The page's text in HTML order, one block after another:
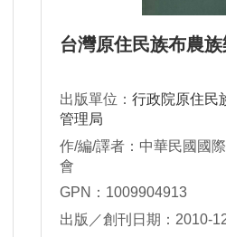
台灣原住民族布農
出版單位： 行政院原住民
管理局
作/編/譯者：中華民國國
會
GPN：1009904913
出版／創刊日期：2010-